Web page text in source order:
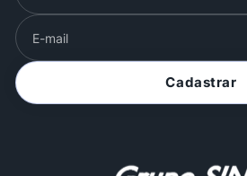
Cadastrar